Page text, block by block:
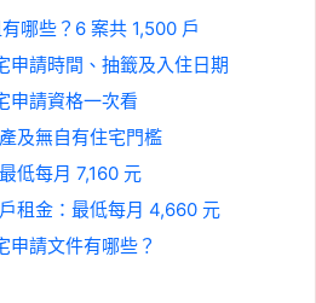
哪些？6 案共 1,500 戶
申請時間、抽籤及入住日期
申請資格一次看
及無自有住宅門檻
低每月 7,160 元
租金：最低每月 4,660 元
申請文件有哪些？